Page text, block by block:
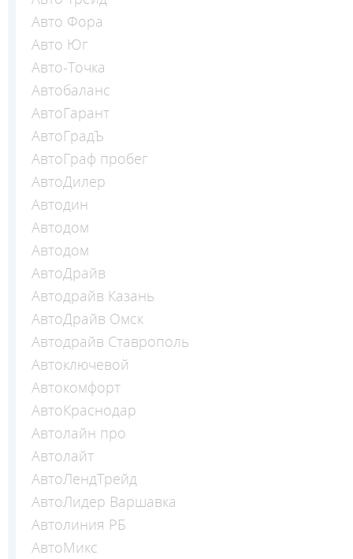
Авто Фора
Авто Юг
Авто-Точка
Автобаланс
АвтоГарант
АвтоГрадЪ
АвтоГраф пробег
АвтоДилер
Автодин
Автодом
Автодом
АвтоДрайв
Автодрайв Казань
АвтоДрайв Омск
Автодрайв Ставрополь
Автоключевой
Автокомфорт
АвтоКраснодар
Автолайн про
Автолайт
АвтоЛендТрейд
АвтоЛидер Варшавка
Автолиния РБ
АвтоМикс